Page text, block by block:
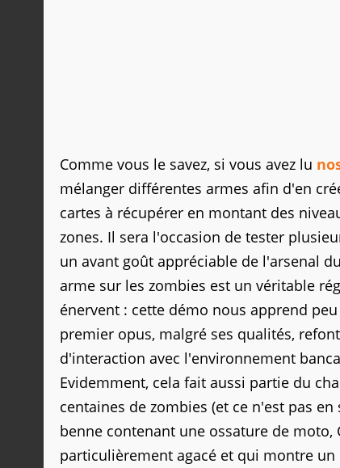
Comme vous le savez, si vous avez lu
mélanger différentes armes afin d'en
cartes à récupérer en montant des
zones. Il sera l'occasion de tester
un avant goût appréciable de l'arsenal
arme sur les zombies est un véritable
énervent : cette démo nous apprend
premier opus, malgré ses qualités,
d'interaction avec l'environnement
Evidemment, cela fait aussi partie du
centaines de zombies (et ce n'est pas
benne contenant une ossature de
particulièrement agacé et qui montre